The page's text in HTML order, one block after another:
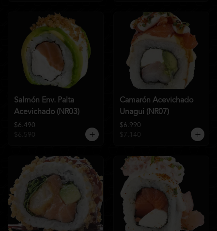
Salmón Env. Palta
Acevichado (NR03)
$6.490
$6.590
Camarón Acevichado
Unagui (NR07)
$6.990
$7.140